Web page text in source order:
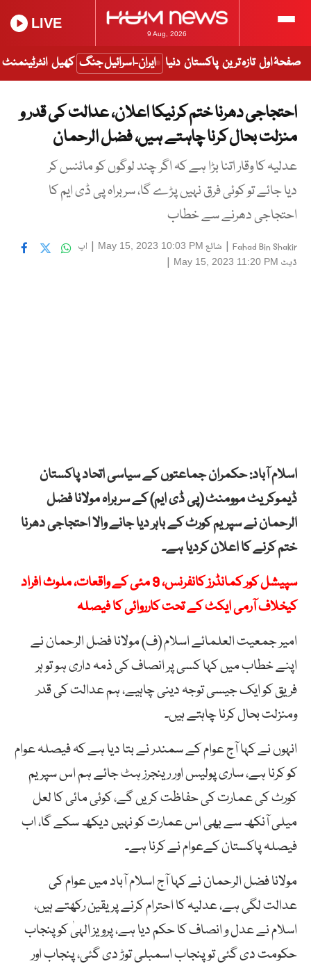
9 Aug, 2026
LIVE
صفحۂ اول تازہ ترین پاکستان دنیا ایران-اسرائیل جنگ کھیل انٹرٹینمنٹ
احتجاجی دھرنا ختم کرنیکا اعلان، عدالت کی قدر و
منزلت بحال کرنا چاہتے ہیں، فضل الرحمان
عدلیہ کا وقار اتنا بڑا ہے کہ اگر چند لوگوں کو مائنس کر
دیا جائے تو کوئی فرق نہیں پڑے گا، سربراہ پی ڈی ایم کا
احتجاجی دھرنے سے خطاب
Fahad Bin Shakir
| شائع May 15, 2023 10:03 PM
| اپ
ڈیٹ May 15, 2023 11:20 PM
|
اسلام آباد: حکمران جماعتوں کے سیاسی اتحاد پاکستان
ڈیموکریٹ موومنٹ (پی ڈی ایم) کے سربراہ مولانا فضل
الرحمان نے سپریم کورٹ کے باہر دیا جانے والا احتجاجی دھرنا
ختم کرنے کا اعلان کردیا ہے۔
سپیشل کور کمانڈرز کانفرنس، 9 مئی کے واقعات، ملوث افراد
کیخلاف آرمی ایکٹ کے تحت کارروائی کا فیصلہ
امیر جمعیت العلمائے اسلام (ف) مولانا فضل الرحمان نے
اپنے خطاب میں کہا کسی پر انصاف کی ذمہ داری ہو تو ہر
فریق کو ایک جیسی توجہ دینی چاہیے، ہم عدالت کی قدر
ومنزلت بحال کرنا چاہتے ہیں۔
انہوں نے کہا آج عوام کے سمندر نے بتا دیا ہے کہ فیصلہ عوام
کو کرنا ہے، ساری پولیس اور رینجرز ہٹ جائے ہم اس سپریم
کورٹ کی عمارت کی حفاظت کریں گے، کوئی مائی کا لعل
میلی آنکھ سے بھی اس عمارت کو نہیں دیکھ سکے گا، اب
فیصلہ پاکستان کےعوام نے کرنا ہے۔
مولانا فضل الرحمان نے کہا آج اسلام آباد میں عوام کی
عدالت لگی ہے، عدلیہ کا احترام کرنے پر یقین رکھتے ہیں،
اسلام نے عدل و انصاف کا حکم دیا ہے، پرویز الہیٰ کو پنجاب
حکومت دی گئی تو پنجاب اسمبلی توڑ دی گئی، پنجاب اور